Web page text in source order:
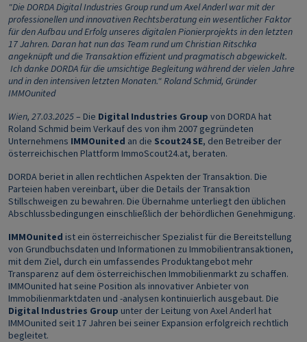
"Die DORDA Digital Industries Group rund um Axel Anderl war mit der
professionellen und innovativen Rechtsberatung ein wesentlicher Faktor
für den Aufbau und Erfolg unseres digitalen Pionierprojekts in den letzten
17 Jahren. Daran hat nun das Team rund um Christian Ritschka
angeknüpft und die Transaktion effizient und pragmatisch abgewickelt.
Ich danke DORDA für die umsichtige Begleitung während der vielen Jahre
und in den intensiven letzten Monaten.“ Roland Schmid, Gründer
IMMOunited
Wien, 27.03.2025– Die Digital Industries Group von DORDA hat
Roland Schmid beim Verkauf des von ihm 2007 gegründeten
Unternehmens IMMOunited an die Scout24 SE, den Betreiber der
österreichischen Plattform ImmoScout24.at, beraten.
DORDA beriet in allen rechtlichen Aspekten der Transaktion. Die
Parteien haben vereinbart, über die Details der Transaktion
Stillschweigen zu bewahren. Die Übernahme unterliegt den üblichen
Abschlussbedingungen einschließlich der behördlichen Genehmigung.
IMMOunited ist ein österreichischer Spezialist für die Bereitstellung
von Grundbuchsdaten und Informationen zu Immobilientransaktionen,
mit dem Ziel, durch ein umfassendes Produktangebot mehr
Transparenz auf dem österreichischen Immobilienmarkt zu schaffen.
IMMOunited hat seine Position als innovativer Anbieter von
Immobilienmarktdaten und -analysen kontinuierlich ausgebaut. Die
Digital Industries Group unter der Leitung von Axel Anderl hat
IMMOunited seit 17 Jahren bei seiner Expansion erfolgreich rechtlich
begleitet.